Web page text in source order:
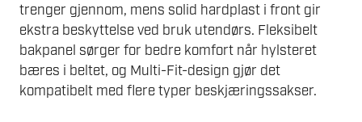
trenger gjennom, mens solid hardplast i front gir
ekstra beskyttelse ved bruk utendørs. Fleksibelt
bakpanel sørger for bedre komfort når hylsteret
bæres i beltet, og Multi-Fit-design gjør det
kompatibelt med flere typer beskjæringssakser.